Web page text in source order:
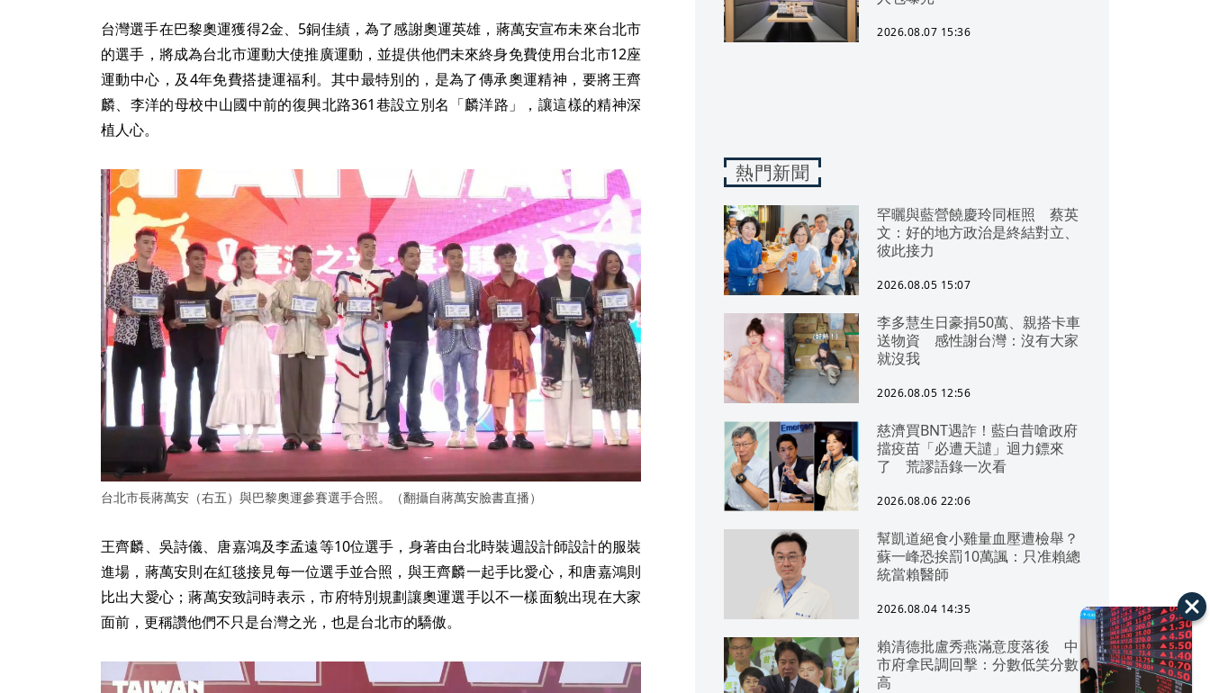
台灣選手在巴黎奧運獲得2金、5銅佳績，為了感謝奧運英雄，蔣萬安宣布未來台北市
的選手，將成為台北市運動大使推廣運動，並提供他們未來終身免費使用台北市12座
運動中心，及4年免費搭捷運福利。其中最特別的，是為了傳承奧運精神，要將王齊
麟、李洋的母校中山國中前的復興北路361巷設立別名「麟洋路」，讓這樣的精神深
植人心。
台北市長蔣萬安（右五）與巴黎奧運參賽選手合照。（翻攝自蔣萬安臉書直播）
王齊麟、吳詩儀、唐嘉鴻及李孟遠等10位選手，身著由台北時裝週設計師設計的服裝
進場，蔣萬安則在紅毯接見每一位選手並合照，與王齊麟一起手比愛心，和唐嘉鴻則
比出大愛心；蔣萬安致詞時表示，市府特別規劃讓奧運選手以不一樣面貌出現在大家
面前，更稱讚他們不只是台灣之光，也是台北市的驕傲。
2026.08.07 15:36
熱門新聞
罕曬與藍營饒慶玲同框照 蔡英
文：好的地方政治是終結對立、
彼此接力
2026.08.05 15:07
李多慧生日豪捐50萬、親搭卡車
送物資 感性謝台灣：沒有大家
就沒我
2026.08.05 12:56
慈濟買BNT遇詐！藍白昔嗆政府
擋疫苗「必遭天譴」迴力鏢來
了 荒謬語錄一次看
2026.08.06 22:06
幫凱道絕食小雞量血壓遭檢舉？
蘇一峰恐挨罰10萬諷：只准賴總
統當賴醫師
2026.08.04 14:35
賴清德批盧秀燕滿意度落後 中
市府拿民調回擊：分數低笑分數
高